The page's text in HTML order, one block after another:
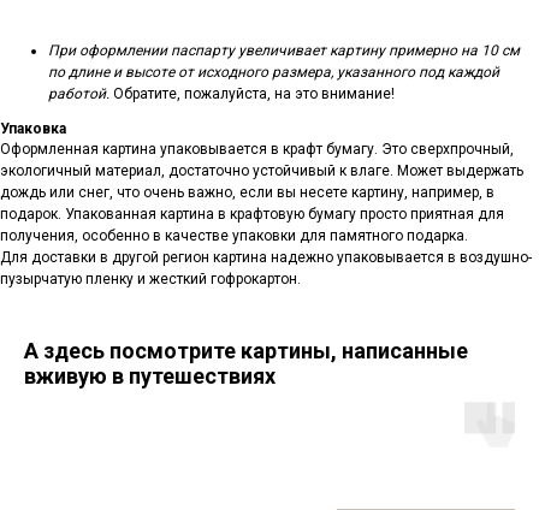
При оформлении паспарту увеличивает картину примерно на 10 см
по длине и высоте от исходного размера, указанного под каждой
работой. Обратите, пожалуйста, на это внимание!
Упаковка
Оформленная картина упаковывается в крафт бумагу. Это сверхпрочный,
экологичный материал, достаточно устойчивый к влаге. Может выдержать
дождь или снег, что очень важно, если вы несете картину, например, в
подарок. Упакованная картина в крафтовую бумагу просто приятная для
получения, особенно в качестве упаковки для памятного подарка.
Для доставки в другой регион картина надежно упаковывается в воздушно-
пузырчатую пленку и жесткий гофрокартон.
А здесь посмотрите картины, написанные
вживую в путешествиях